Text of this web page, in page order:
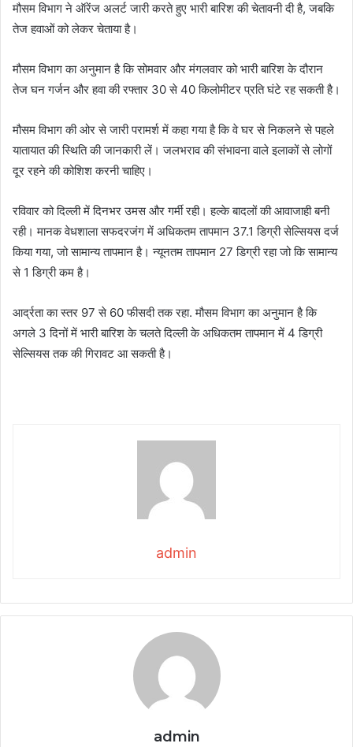
मौसम विभाग ने ऑरेंज अलर्ट जारी करते हुए भारी बारिश की चेतावनी दी है, जबकि
तेज हवाओं को लेकर चेताया है।
मौसम विभाग का अनुमान है कि सोमवार और मंगलवार को भारी बारिश के दौरान
तेज घन गर्जन और हवा की रफ्तार 30 से 40 किलोमीटर प्रति घंटे रह सकती है।
मौसम विभाग की ओर से जारी परामर्श में कहा गया है कि वे घर से निकलने से पहले
यातायात की स्थिति की जानकारी लें। जलभराव की संभावना वाले इलाकों से लोगों
दूर रहने की कोशिश करनी चाहिए।
रविवार को दिल्ली में दिनभर उमस और गर्मी रही। हल्के बादलों की आवाजाही बनी
रही। मानक वेधशाला सफदरजंग में अधिकतम तापमान 37.1 डिग्री सेल्सियस दर्ज
किया गया, जो सामान्य तापमान है। न्यूनतम तापमान 27 डिग्री रहा जो कि सामान्य
से 1 डिग्री कम है।
आर्द्रता का स्तर 97 से 60 फीसदी तक रहा. मौसम विभाग का अनुमान है कि
अगले 3 दिनों में भारी बारिश के चलते दिल्ली के अधिकतम तापमान में 4 डिग्री
सेल्सियस तक की गिरावट आ सकती है।
admin
admin